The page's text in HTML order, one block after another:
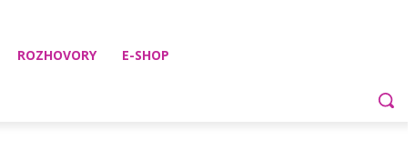
ROZHOVORY E-SHOP